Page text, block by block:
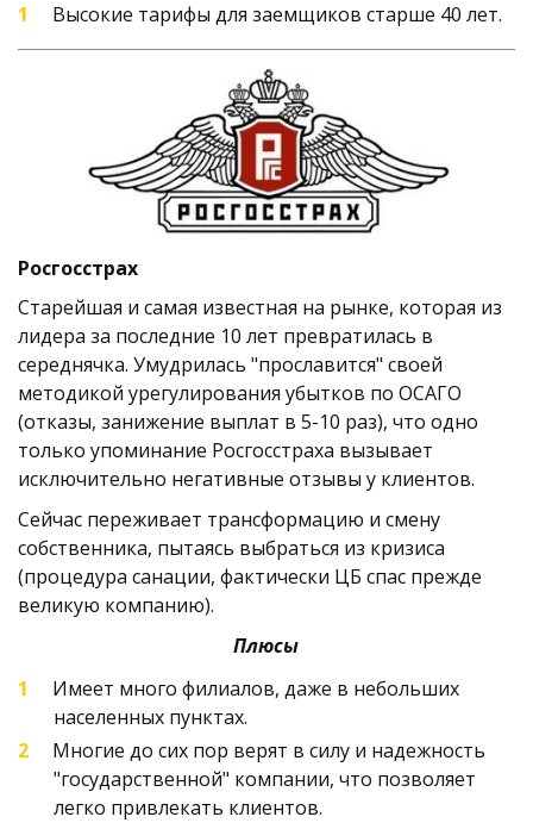
Высокие тарифы для заемщиков старше 40 лет.
Росгосстрах
Старейшая и самая известная на рынке, которая из
лидера за последние 10 лет превратилась в
середнячка. Умудрилась "прославится" своей
методикой урегулирования убытков по ОСАГО
(отказы, занижение выплат в 5-10 раз), что одно
только упоминание Росгосстраха вызывает
исключительно негативные отзывы у клиентов.
Сейчас переживает трансформацию и смену
собственника, пытаясь выбраться из кризиса
(процедура санации, фактически ЦБ спас прежде
великую компанию).
Плюсы
Имеет много филиалов, даже в небольших
населенных пунктах.
Многие до сих пор верят в силу и надежность
"государственной" компании, что позволяет
легко привлекать клиентов.